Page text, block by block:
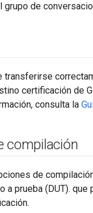
grupo de
transferirse
certificación de
consulta la
compilación
de
a prueba (DUT). que